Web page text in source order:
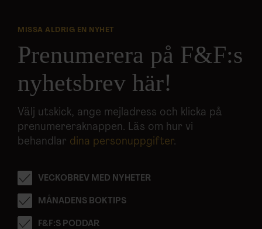
MISSA ALDRIG EN NYHET
Prenumerera på F&F:s
nyhetsbrev här!
Välj utskick, ange mejladress och klicka på
prenumereraknappen. Läs om hur vi
behandlar dina personuppgifter.
VECKOBREV MED NYHETER
MÅNADENS BOKTIPS
F&F:S PODDAR